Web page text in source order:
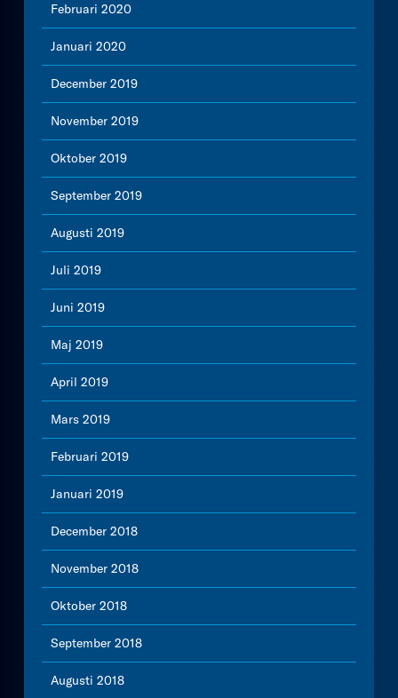
Februari 2020
Januari 2020
December 2019
November 2019
Oktober 2019
September 2019
Augusti 2019
Juli 2019
Juni 2019
Maj 2019
April 2019
Mars 2019
Februari 2019
Januari 2019
December 2018
November 2018
Oktober 2018
September 2018
Augusti 2018